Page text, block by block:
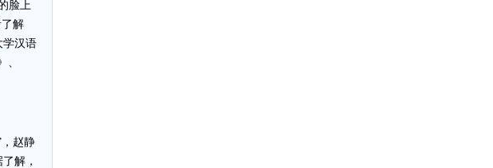
脸上
解
学汉语
、
赵静
解，